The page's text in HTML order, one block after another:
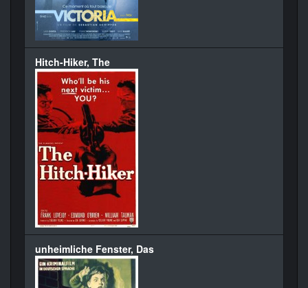
Hitch-Hiker, The
unheimliche Fenster, Das